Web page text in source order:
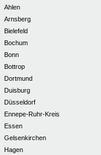
Ahlen
Arnsberg
Bielefeld
Bochum
Bonn
Bottrop
Dortmund
Duisburg
Düsseldorf
Ennepe-Ruhr-Kreis
Essen
Gelsenkirchen
Hagen